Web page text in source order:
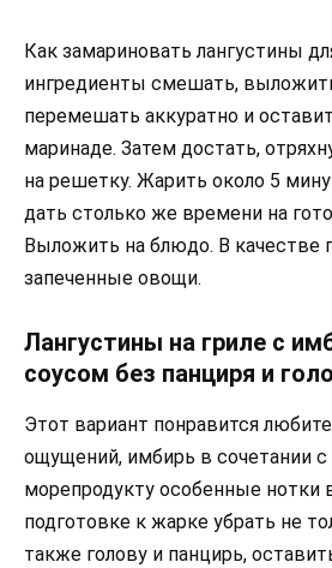
Как замариновать лангустины
ингредиенты смешать,
перемешать аккуратно и
маринаде. Затем достать,
на решетку. Жарить около 5
дать столько же времени на
Выложить на блюдо. В качестве
запеченные овощи.
Лангустины на гриле с
соусом без панциря и
Этот вариант понравится
ощущений, имбирь в сочетании
морепродукту особенные нотки
подготовке к жарке убрать не
также голову и панцирь,